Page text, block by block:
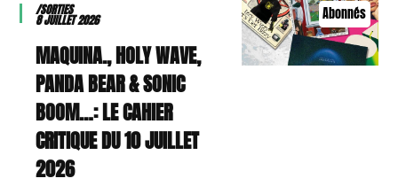
Abonnés
/SORTIES
8 JUILLET 2026
MAQUINA., HOLY WAVE,
PANDA BEAR & SONIC
BOOM…: LE CAHIER
CRITIQUE DU 10 JUILLET
2026